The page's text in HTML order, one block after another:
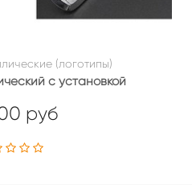
(логотипы)
с установкой
руб